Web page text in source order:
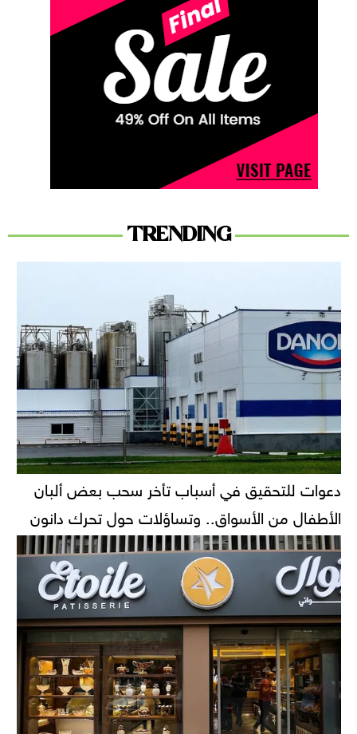
TRENDING
دعوات للتحقيق في أسباب تأخر سحب بعض ألبان
الأطفال من الأسواق.. وتساؤلات حول تحرك دانون